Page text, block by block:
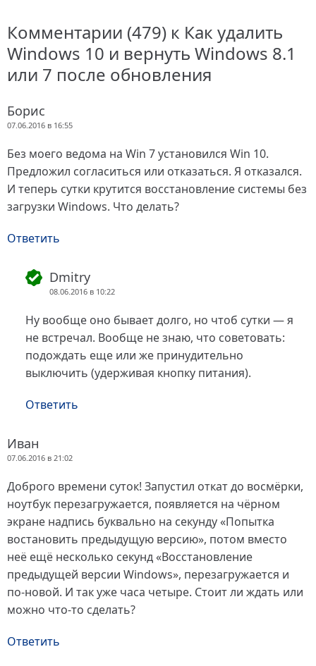
Комментарии (479) к Как удалить
Windows 10 и вернуть Windows 8.1
или 7 после обновления
Борис
07.06.2016 в 16:55
Без моего ведома на Win 7 установился Win 10.
Предложил согласиться или отказаться. Я отказался.
И теперь сутки крутится восстановление системы без
загрузки Windows. Что делать?
Ответить
Dmitry
08.06.2016 в 10:22
Ну вообще оно бывает долго, но чтоб сутки — я
не встречал. Вообще не знаю, что советовать:
подождать еще или же принудительно
выключить (удерживая кнопку питания).
Ответить
Иван
07.06.2016 в 21:02
Доброго времени суток! Запустил откат до восмёрки,
ноутбук перезагружается, появляется на чёрном
экране надпись буквально на секунду «Попытка
востановить предыдущую версию», потом вместо
неё ещё несколько секунд «Восстановление
предыдущей версии Windows», перезагружается и
по-новой. И так уже часа четыре. Стоит ли ждать или
можно что-то сделать?
Ответить